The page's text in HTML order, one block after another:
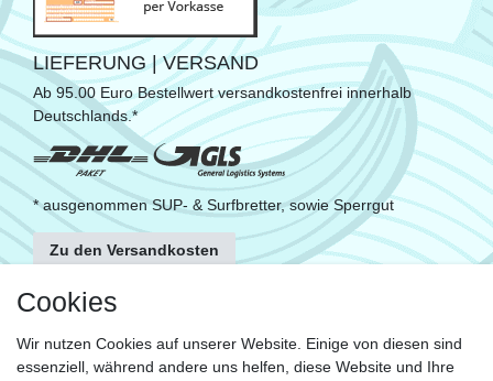
LIEFERUNG | VERSAND
Ab 95.00 Euro Bestellwert versandkostenfrei innerhalb
Deutschlands.*
* ausgenommen SUP- & Surfbretter, sowie Sperrgut
Zu den Versandkosten
FOLGE UNS
Cookies
Wir nutzen Cookies auf unserer Website. Einige von diesen sind
essenziell, während andere uns helfen, diese Website und Ihre